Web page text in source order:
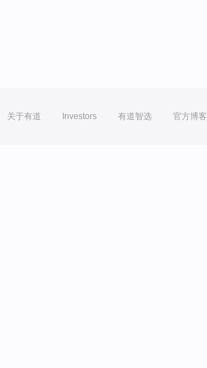
关于有道 Investors 有道智选 官方博客